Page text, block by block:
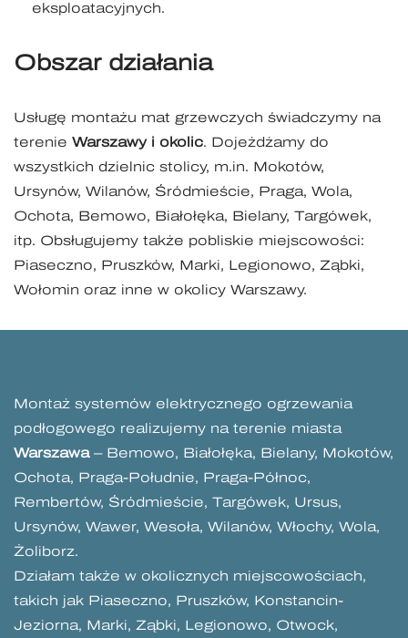
eksploatacyjnych.
Obszar działania
Usługę montażu mat grzewczych świadczymy na
terenie Warszawy i okolic. Dojeżdżamy do
wszystkich dzielnic stolicy, m.in. Mokotów,
Ursynów, Wilanów, Śródmieście, Praga, Wola,
Ochota, Bemowo, Białołęka, Bielany, Targówek,
itp. Obsługujemy także pobliskie miejscowości:
Piaseczno, Pruszków, Marki, Legionowo, Ząbki,
Wołomin oraz inne w okolicy Warszawy.
Montaż systemów elektrycznego ogrzewania
podłogowego realizujemy na terenie miasta
Warszawa– Bemowo, Białołęka, Bielany, Mokotów,
Ochota, Praga-Południe, Praga-Północ,
Rembertów, Śródmieście, Targówek, Ursus,
Ursynów, Wawer, Wesoła, Wilanów, Włochy, Wola,
Żoliborz.
Działam także w okolicznych miejscowościach,
takich jak Piaseczno, Pruszków, Konstancin-
Jeziorna, Marki, Ząbki, Legionowo, Otwock,